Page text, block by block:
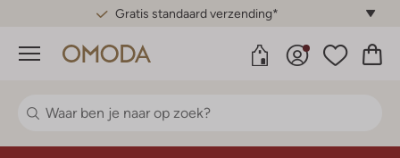
Gratis standaard verzending*
Menu